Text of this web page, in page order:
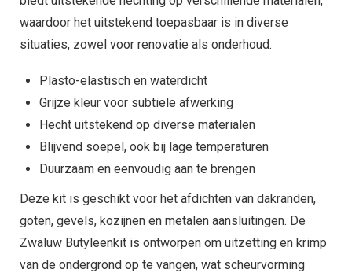
waardoor het uitstekend toepasbaar is in diverse
situaties, zowel voor renovatie als onderhoud.
Plasto-elastisch en waterdicht
Grijze kleur voor subtiele afwerking
Hecht uitstekend op diverse materialen
Blijvend soepel, ook bij lage temperaturen
Duurzaam en eenvoudig aan te brengen
Deze kit is geschikt voor het afdichten van dakranden,
goten, gevels, kozijnen en metalen aansluitingen. De
Zwaluw Butyleenkit is ontworpen om uitzetting en krimp
van de ondergrond op te vangen, wat scheurvorming